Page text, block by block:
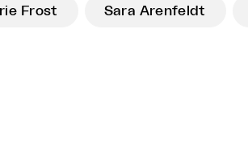
Frost Sara Arenfeldt